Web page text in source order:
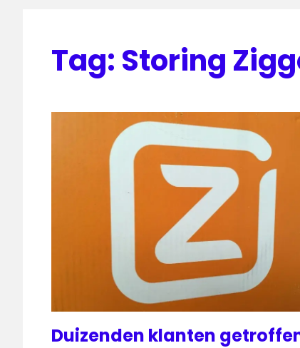
Tag: Storing
Duizenden klanten